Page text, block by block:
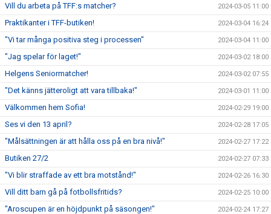
Vill du arbeta på TFF:s matcher? 2024-03-05 11:00
Praktikanter i TFF-butiken! 2024-03-04 16:24
"Vi tar många positiva steg i processen" 2024-03-04 11:00
"Jag spelar för laget!" 2024-03-02 18:00
Helgens Seniormatcher! 2024-03-02 07:55
"Det känns jätteroligt att vara tillbaka!" 2024-03-01 11:00
Välkommen hem Sofia! 2024-02-29 19:00
Ses vi den 13 april? 2024-02-28 17:05
"Målsättningen är att hålla oss på en bra nivå!" 2024-02-27 17:22
Butiken 27/2 2024-02-27 07:33
"Vi blir straffade av ett bra motstånd!" 2024-02-26 16:30
Vill ditt barn gå på fotbollsfritids? 2024-02-25 10:00
"Aroscupen är en höjdpunkt på säsongen!" 2024-02-24 17:27